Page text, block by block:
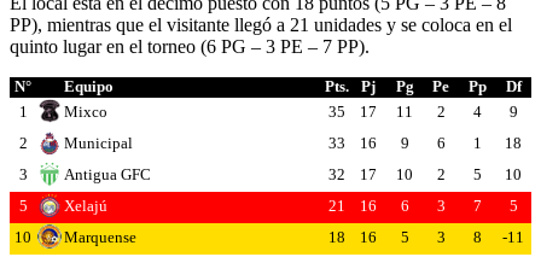
PP), mientras que el visitante llegó a 21 unidades y se coloca en el
quinto lugar en el torneo (6 PG – 3 PE – 7 PP).
N° Equipo Pts. Pj Pg Pe Pp
Df
1
Mixco 35 17 11 2 4
9
2
Municipal 33 16 9 6 1
18
3
Antigua GFC 32 17 10 2 5
10
5
Xelajú 21 16 6 3 7
5
10
Marquense 18 16 5 3 8 -11